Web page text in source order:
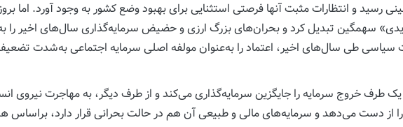
تا 1395 به خوش‌بینی رسید و انتظارات مثبت آنها فرصتی استثنایی برای بهبود وضع کشور به وجود
سهمگین تبدیل کرد و بحران‌های بزرگ ارزی و حضیض سرمایه‌گذاری سال‌های اخیر را به
طی سال‌های اخیر، اعتماد را به‌عنوان مولفه اصلی سرمایه اجتماعی به‌شدت تضعیف
یک طرف خروج سرمایه را جایگزین سرمایه‌گذاری می‌کند و از طرف دیگر، به مهاجرت
از دست می‌دهد و سرمایه‌های مالی و طبیعی آن هم در حالت بحرانی قرار دارد، براساس